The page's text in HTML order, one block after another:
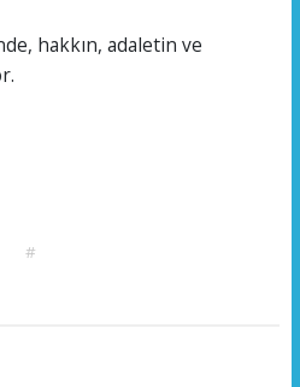
hakkın, adaletin ve
#